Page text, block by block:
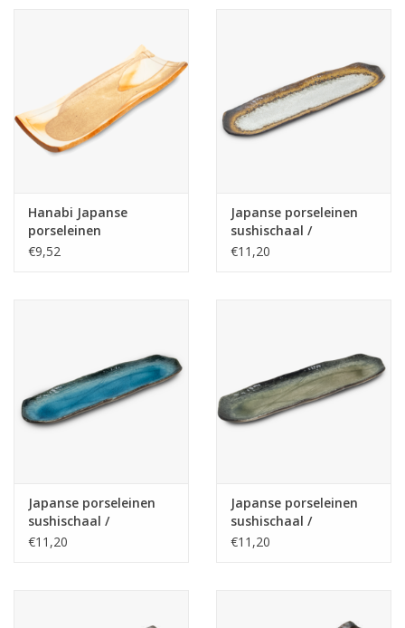
Hanabi Japanse
porseleinen
sushischaal /
€9,52
Japanse porseleinen
sushischaal /
serveerschaal
€11,20
Japanse porseleinen
sushischaal /
serveerschaal
€11,20
Japanse porseleinen
sushischaal /
serveerschaal
€11,20